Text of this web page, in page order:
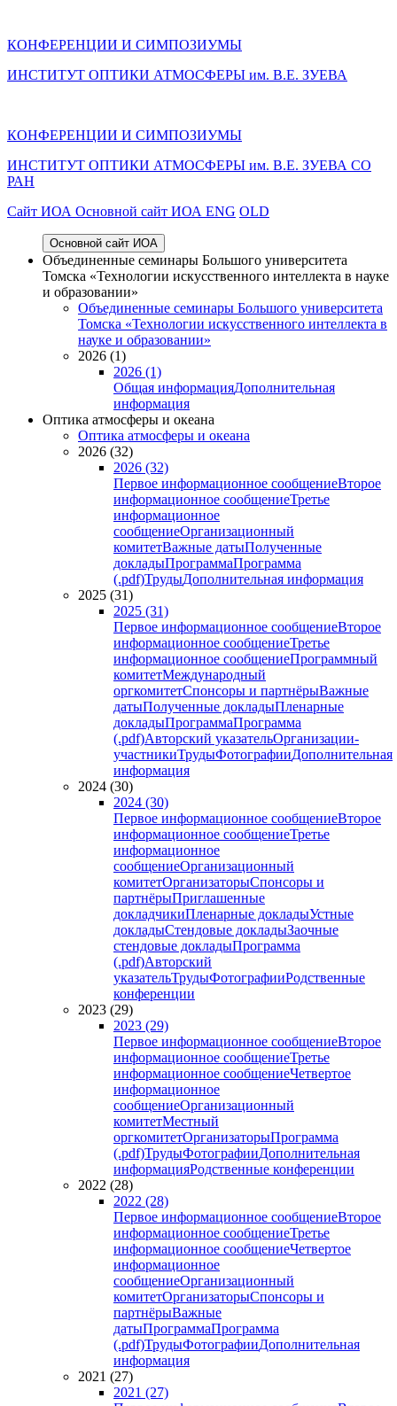
КОНФЕРЕНЦИИ И СИМПОЗИУМЫ
ИНСТИТУТ ОПТИКИ АТМОСФЕРЫ им. В.Е. ЗУЕВА
КОНФЕРЕНЦИИ И СИМПОЗИУМЫ
ИНСТИТУТ ОПТИКИ АТМОСФЕРЫ им. В.Е. ЗУЕВА СО
РАН
Cайт ИОА Основной сайт ИОА ENG OLD
Основной сайт ИОА
Объединенные семинары Большого университета
Томска «Технологии искусственного интеллекта в науке
и образовании»
Объединенные семинары Большого университета
Томска «Технологии искусственного интеллекта в
науке и образовании»
2026 (1)
2026 (1)
Общая информацияДополнительная
информация
Оптика атмосферы и океана
Оптика атмосферы и океана
2026 (32)
2026 (32)
Первое информационное сообщениеВторое
информационное сообщениеТретье
информационное
сообщениеОрганизационный
комитетВажные датыПолученные
докладыПрограммаПрограмма
(.pdf)ТрудыДополнительная информация
2025 (31)
2025 (31)
Первое информационное сообщениеВторое
информационное сообщениеТретье
информационное сообщениеПрограммный
комитетМеждународный
оргкомитетСпонсоры и партнёрыВажные
датыПолученные докладыПленарные
докладыПрограммаПрограмма
(.pdf)Авторский указательОрганизации-
участникиТрудыФотографииДополнительная
информация
2024 (30)
2024 (30)
Первое информационное сообщениеВторое
информационное сообщениеТретье
информационное
сообщениеОрганизационный
комитетОрганизаторыСпонсоры и
партнёрыПриглашенные
докладчикиПленарные докладыУстные
докладыСтендовые докладыЗаочные
стендовые докладыПрограмма
(.pdf)Авторский
указательТрудыФотографииРодственные
конференции
2023 (29)
2023 (29)
Первое информационное сообщениеВторое
информационное сообщениеТретье
информационное сообщениеЧетвертое
информационное
сообщениеОрганизационный
комитетМестный
оргкомитетОрганизаторыПрограмма
(.pdf)ТрудыФотографииДополнительная
информацияРодственные конференции
2022 (28)
2022 (28)
Первое информационное сообщениеВторое
информационное сообщениеТретье
информационное сообщениеЧетвертое
информационное
сообщениеОрганизационный
комитетОрганизаторыСпонсоры и
партнёрыВажные
датыПрограммаПрограмма
(.pdf)ТрудыФотографииДополнительная
информация
2021 (27)
2021 (27)